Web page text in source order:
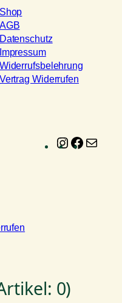
Shop
AGB
Datenschutz
Impressum
Widerrufsbelehrung
Vertrag Widerrufen
Instagram
0)